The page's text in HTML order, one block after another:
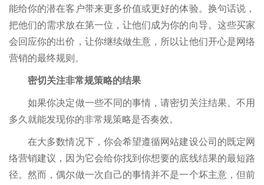
能给你的潜在客户带来更多价值或更好的体验。换句话说，
把他们的需求放在第一位，让他们成为你的向导。这些买家
会回应你的出价，让你继续做生意，所以让他们开心是网络
营销的最终规则。
密切关注非常规策略的结果
如果你决定做一些不同的事情，请密切关注结果。不用
多久就能发现你的非常规策略是否奏效。
在大多数情况下，你会希望遵循网站建设公司的既定网
络营销建议，因为它会给你找到你想要的底线结果的最短路
径。然而，偶尔做一次自己的事情并不是一个坏主意，但前